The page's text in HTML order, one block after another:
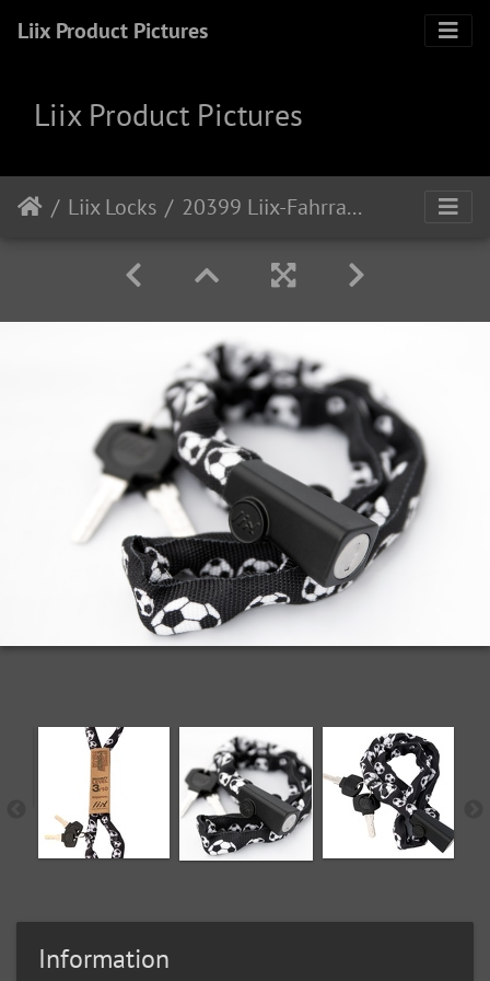
Liix Product Pictures
Liix Product Pictures
Liix Locks 20399 Liix-Fahrradschloss-Small-Lock-60cm-Soccerball 2
Information